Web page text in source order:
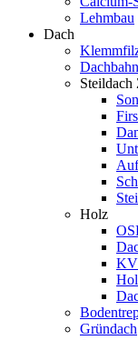
Lehmbau
Dach
Steildach
Holz
Gründach